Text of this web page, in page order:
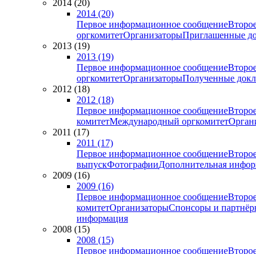
2014 (20)
2014 (20)
Первое информационное сообщение
оргкомитетОрганизаторыПриглашенные
2013 (19)
2013 (19)
Первое информационное сообщение
оргкомитетОрганизаторыПолученные
2012 (18)
2012 (18)
Первое информационное сообщение
комитетМеждународный оргкомитет
2011 (17)
2011 (17)
Первое информационное сообщение
выпускФотографииДополнительная
2009 (16)
2009 (16)
Первое информационное сообщение
комитетОрганизаторыСпонсоры и
информация
2008 (15)
2008 (15)
Первое информационное сообщение